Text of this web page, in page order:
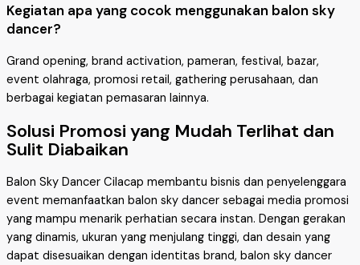
Kegiatan apa yang cocok menggunakan balon sky
dancer?
Grand opening, brand activation, pameran, festival, bazar,
event olahraga, promosi retail, gathering perusahaan, dan
berbagai kegiatan pemasaran lainnya.
Solusi Promosi yang Mudah Terlihat dan
Sulit Diabaikan
Balon Sky Dancer Cilacap membantu bisnis dan penyelenggara
event memanfaatkan balon sky dancer sebagai media promosi
yang mampu menarik perhatian secara instan. Dengan gerakan
yang dinamis, ukuran yang menjulang tinggi, dan desain yang
dapat disesuaikan dengan identitas brand, balon sky dancer